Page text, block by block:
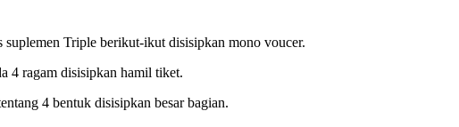
suplemen Triple berikut-ikut disisipkan mono voucer.
4 ragam disisipkan hamil tiket.
4 bentuk disisipkan besar bagian.